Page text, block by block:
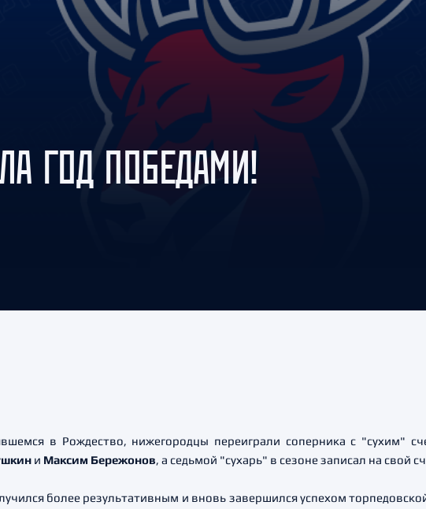
Амур
Барыс
Салават Юлаев
Сибирь
ГОД ПОБЕДАМИ!
в Рождество, нижегородцы переиграли соперника с "сухим"
и Максим Бережонов, а седьмой "сухарь" в сезоне записал на свой
более результативным и вновь завершился успехом